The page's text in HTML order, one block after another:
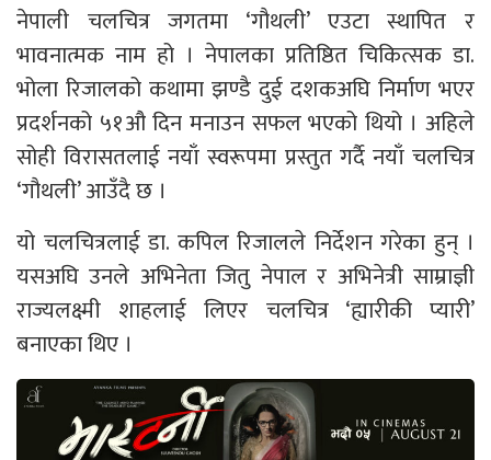
नेपाली चलचित्र जगतमा ‘गौथली’ एउटा स्थापित र
भावनात्मक नाम हो । नेपालका प्रतिष्ठित चिकित्सक डा.
भोला रिजालको कथामा झण्डै दुई दशकअघि निर्माण भएर
प्रदर्शनको ५१औ दिन मनाउन सफल भएको थियो । अहिले
सोही विरासतलाई नयाँ स्वरूपमा प्रस्तुत गर्दै नयाँ चलचित्र
‘गौथली’ आउँदै छ ।
यो चलचित्रलाई डा. कपिल रिजालले निर्देशन गरेका हुन् ।
यसअघि उनले अभिनेता जितु नेपाल र अभिनेत्री साम्राज्ञी
राज्यलक्ष्मी शाहलाई लिएर चलचित्र ‘ह्यारीकी प्यारी’
बनाएका थिए ।